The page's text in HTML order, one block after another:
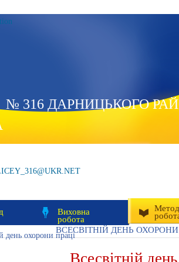
№ 316 ДАРНИЦЬКОГО
Виховна
робота
день охорони праці
ВСЕСВІТНІЙ ДЕНЬ ОХОРОНИ
Всесвітній